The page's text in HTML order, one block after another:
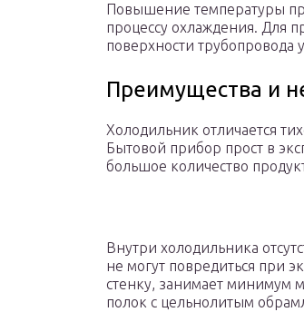
Повышение температуры
процессу охлаждения. Для
поверхности трубопровода
Преимущества и
Холодильник отличается
Бытовой прибор прост в
большое количество
Внутри холодильника
не могут повредиться при
стенку, занимает минимум
полок с цельнолитым